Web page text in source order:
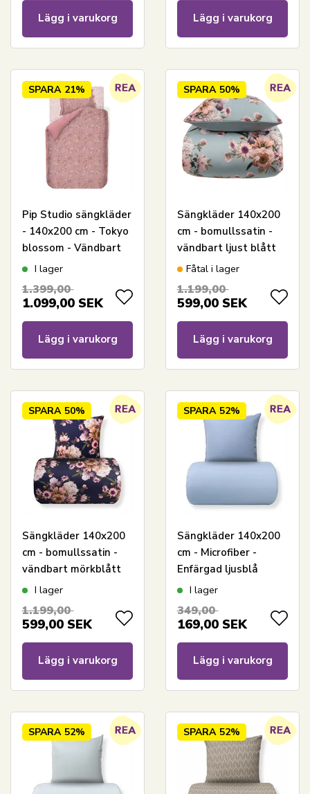
Lägg i varukorg Lägg i varukorg
SPARA 21%
Pip Studio sängkläder
- 140x200 cm - Tokyo
blossom - Vändbart
påslakan - Bäddset i
I lager
1.399,00
1.099,00 SEK
Lägg i varukorg
SPARA 50%
Sängkläder 140x200
cm - bomullssatin -
vändbart ljust blått
blommönster
Fåtal i lager
1.199,00
599,00 SEK
Lägg i varukorg
SPARA 50%
Sängkläder 140x200
cm - bomullssatin -
vändbart mörkblått
blommönster
I lager
1.199,00
599,00 SEK
Lägg i varukorg
SPARA 52%
Sängkläder 140x200
cm - Microfiber -
Enfärgad ljusblå
I lager
349,00
169,00 SEK
Lägg i varukorg
SPARA 52% SPARA 52%